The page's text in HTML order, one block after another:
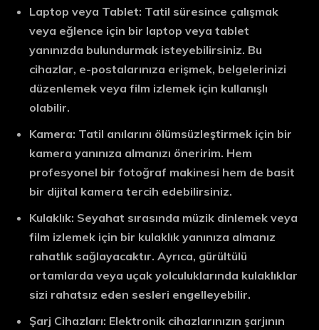
Laptop veya Tablet: Tatil süresince çalışmak
veya eğlence için bir laptop veya tablet
yanınızda bulundurmak isteyebilirsiniz. Bu
cihazlar, e-postalarınıza erişmek, belgelerinizi
düzenlemek veya film izlemek için kullanışlı
olabilir.
Kamera: Tatil anılarını ölümsüzleştirmek için bir
kamera yanınıza almanızı öneririm. Hem
profesyonel bir fotoğraf makinesi hem de basit
bir dijital kamera tercih edebilirsiniz.
Kulaklık: Seyahat sırasında müzik dinlemek veya
film izlemek için bir kulaklık yanınıza almanız
rahatlık sağlayacaktır. Ayrıca, gürültülü
ortamlarda veya uçak yolculuklarında kulaklıklar
sizi rahatsız eden sesleri engelleyebilir.
Şarj Cihazları: Elektronik cihazlarınızın şarjının